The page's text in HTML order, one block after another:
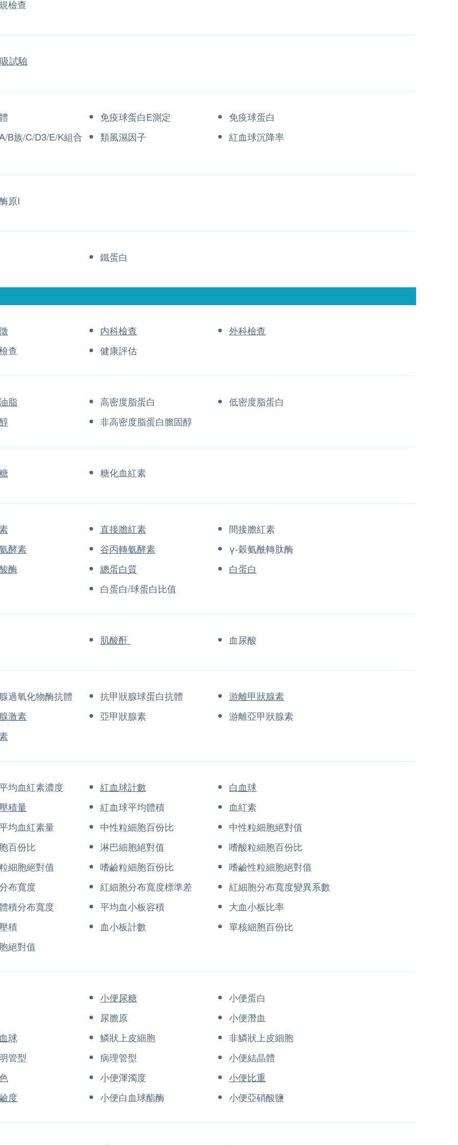
檢查
試驗
免疫球蛋白E測定
免疫球蛋白
B族/C/D3/E/K組合
類風濕因子 紅血球沉降率
原I
鐵蛋白
内科檢查
外科檢查
查
健康評估
脂 高密度脂蛋白
低密度脂蛋白
非高密度脂蛋白膽固醇
糖化血紅素
直接膽紅素
間接膽紅素
酵素
谷丙轉氨酵素
γ-穀氨酰轉肽酶
酶
總蛋白質
白蛋白
白蛋白/球蛋白比值
肌酸酐 血尿酸
過氧化物酶抗體 抗甲狀腺球蛋白抗體
游離甲狀腺素
激素
亞甲狀腺素
游離亞甲狀腺素
均血紅素濃度 紅血球計數
白血球
積量
紅血球平均體積
血紅素
均血紅素量
中性粒細胞百份比
中性粒細胞絕對值
百份比
淋巴細胞絕對值
嗜酸粒細胞百份比
細胞絕對值
嗜鹼粒細胞百份比
嗜鹼性粒細胞絕對值
布寬度
紅細胞分布寬度標準差
紅細胞分布寬度變異系數
積分布寬度
平均血小板容積
大血小板比率
積
血小板計數
單核細胞百份比
絕對值
小便尿糖
小便蛋白
尿膽原
小便潛血
球
鱗狀上皮細胞
非鱗狀上皮細胞
管型
病理管型
小便結晶體
小便渾濁度
小便比重
度
小便白血球酯酶 小便亞硝酸鹽